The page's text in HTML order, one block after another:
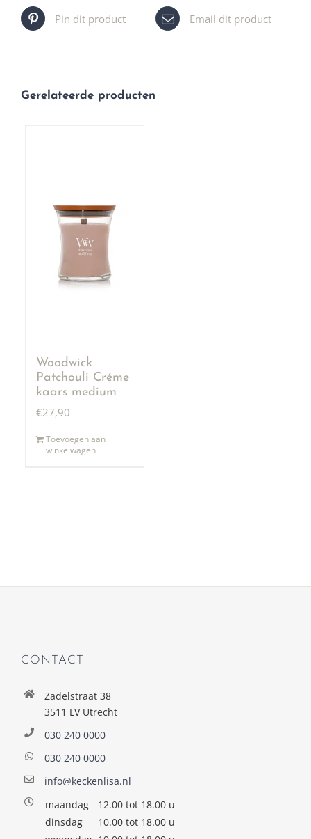
Pin dit product Email dit product
Gerelateerde producten
Woodwick
Patchouli Créme
kaars medium
€27,90
Toevoegen aan
winkelwagen
CONTACT
Zadelstraat 38
3511 LV Utrecht
030 240 0000
030 240 0000
info@keckenlisa.nl
maandag
12.00 tot 18.00 u
dinsdag
10.00 tot 18.00 u